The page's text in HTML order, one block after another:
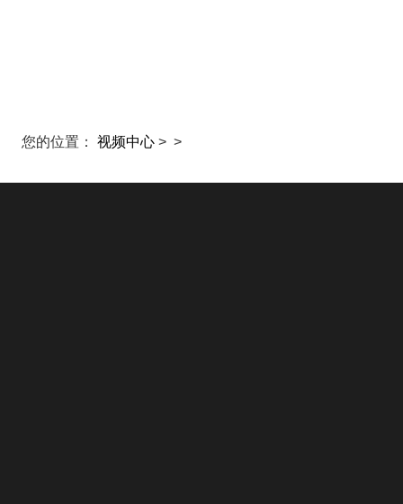
您的位置： 视频中心 > >